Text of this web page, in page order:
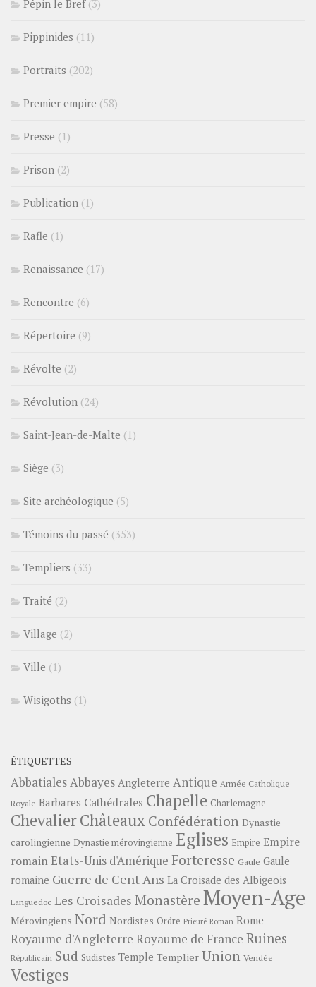
Pépin le Bref(3)
Pippinides (11)
Portraits (202)
Premier empire (58)
Presse (1)
Prison (2)
Publication (1)
Rafle (1)
Renaissance (17)
Rencontre (6)
Répertoire (9)
Révolte (2)
Révolution (24)
Saint-Jean-de-Malte (1)
Siège (3)
Site archéologique (5)
Témoins du passé (353)
Templiers (33)
Traité (2)
Village (2)
Ville (1)
Wisigoths (1)
ÉTIQUETTES
Abbatiales Abbayes Angleterre Antique Armée Catholique
Royale Barbares Cathédrales Chapelle Charlemagne
ChevalierChâteauxConfédération Dynastie
carolingienne Dynastie mérovingienne Eglises Empire Empire
romainEtats-Unis d'Amérique Forteresse Gaule Gaule
romaine Guerre de Cent Ans La Croisade des Albigeois
Languedoc Les Croisades Monastère Moyen-Age
Mérovingiens Nord Nordistes Ordre Prieuré Roman Rome
Royaume d'Angleterre Royaume de France Ruines
Républicain Sud Sudistes Temple Templier Union Vendée
Vestiges